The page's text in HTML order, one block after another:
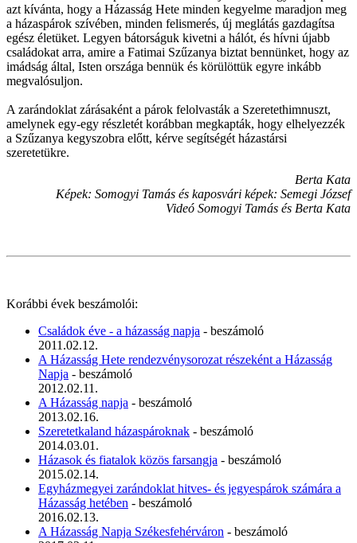
azt kívánta, hogy a Házasság Hete minden kegyelme maradjon meg
a házaspárok szívében, minden felismerés, új meglátás gazdagítsa
egész életüket. Legyen bátorságuk kivetni a hálót, és hívni újabb
családokat arra, amire a Fatimai Szűzanya biztat bennünket, hogy az
imádság által, Isten országa bennük és körülöttük egyre inkább
megvalósuljon.
A zarándoklat zárásaként a párok felolvasták a Szeretethimnuszt,
amelynek egy-egy részletét korábban megkapták, hogy elhelyezzék
a Szűzanya kegyszobra előtt, kérve segítségét házastársi
szeretetükre.
Berta Kata
Képek: Somogyi Tamás és kaposvári képek: Semegi József
Videó Somogyi Tamás és Berta Kata
Korábbi évek beszámolói:
Családok éve - a házasság napja - beszámoló
2011.02.12.
A Házasság Hete rendezvénysorozat részeként a Házasság
Napja - beszámoló
2012.02.11.
A Házasság napja - beszámoló
2013.02.16.
Szeretetkaland házaspároknak - beszámoló
2014.03.01.
Házasok és fiatalok közös farsangja - beszámoló
2015.02.14.
Egyházmegyei zarándoklat hitves- és jegyespárok számára a
Házasság hetében - beszámoló
2016.02.13.
A Házasság Napja Székesfehérváron - beszámoló